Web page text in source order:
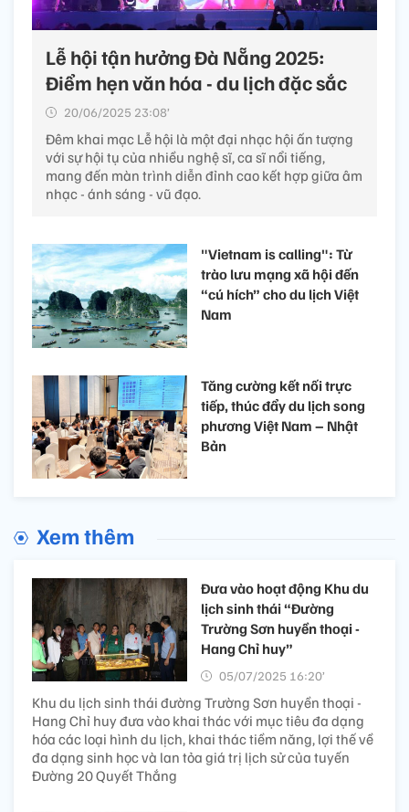
Lễ hội tận hưởng Đà Nẵng 2025:
Điểm hẹn văn hóa - du lịch đặc sắc
20/06/2025 23:08’
Đêm khai mạc Lễ hội là một đại nhạc hội ấn tượng
với sự hội tụ của nhiều nghệ sĩ, ca sĩ nổi tiếng,
mang đến màn trình diễn đỉnh cao kết hợp giữa âm
nhạc - ánh sáng - vũ đạo.
"Vietnam is calling": Từ
trào lưu mạng xã hội đến
“cú hích” cho du lịch Việt
Nam
Tăng cường kết nối trực
tiếp, thúc đẩy du lịch song
phương Việt Nam – Nhật
Bản
Xem thêm
Đưa vào hoạt động Khu du
lịch sinh thái “Đường
Trường Sơn huyền thoại -
Hang Chỉ huy”
05/07/2025 16:20’
Khu du lịch sinh thái đường Trường Sơn huyền thoại -
Hang Chỉ huy đưa vào khai thác với mục tiêu đa dạng
hóa các loại hình du lịch, khai thác tiềm năng, lợi thế về
đa dạng sinh học và lan tỏa giá trị lịch sử của tuyến
Đường 20 Quyết Thắng